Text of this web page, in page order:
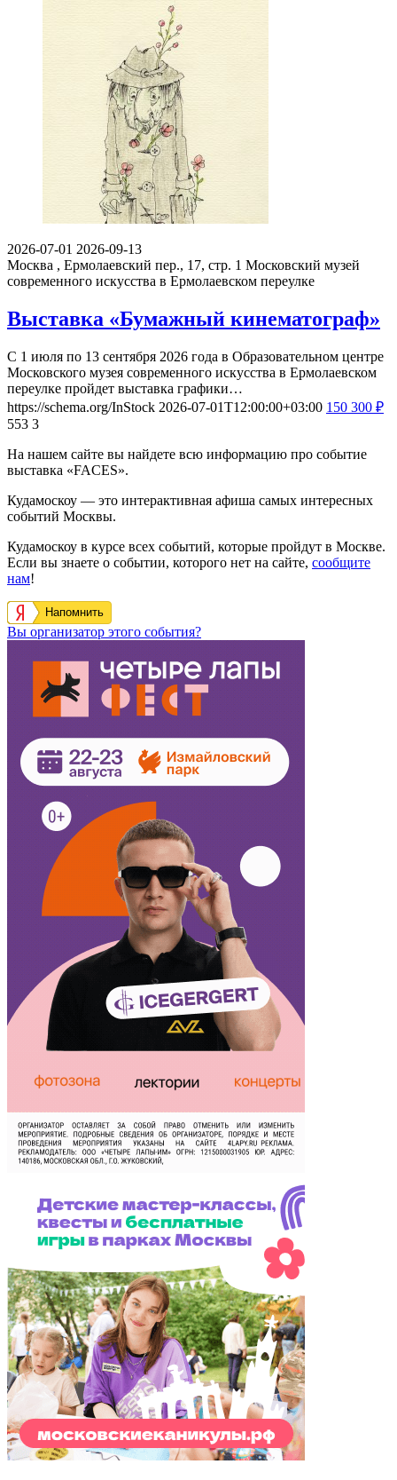
2026-07-01 2026-09-13
Москва , Ермолаевский пер., 17, стр. 1 Московский музей
современного искусства в Ермолаевском переулке
Выставка «Бумажный кинематограф»
С 1 июля по 13 сентября 2026 года в Образовательном центре
Московского музея современного искусства в Ермолаевском
переулке пройдет выставка графики…
https://schema.org/InStock 2026-07-01T12:00:00+03:00 150 300 ₽
553 3
На нашем сайте вы найдете всю информацию про событие
выставка «FACES».
Кудамоскоу — это интерактивная афиша самых интересных
событий Москвы.
Кудамоскоу в курсе всех событий, которые пройдут в Москве.
Если вы знаете о событии, которого нет на сайте, сообщите
нам!
Напомнить
Вы организатор этого события?